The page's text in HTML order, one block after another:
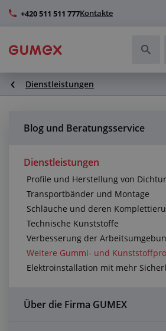
+420 511 511 777Kontakte
Schläuche und deren Komplettierung
Transportbänder und Montage
Verbesserung der Arbeitsumgebung
Weitere Gummi- und
Anfragezentrum
Alles über den Einkauf
Dienstleistungen
Blog und Beratungsservice
Dienstleistungen
Profile und Herstellung von
Transportbänder und Montage
Schläuche und deren
Technische Kunststoffe
Verbesserung der
Weitere Gummi- und
Elektroinstallation mit mehr
Über die Firma GUMEX